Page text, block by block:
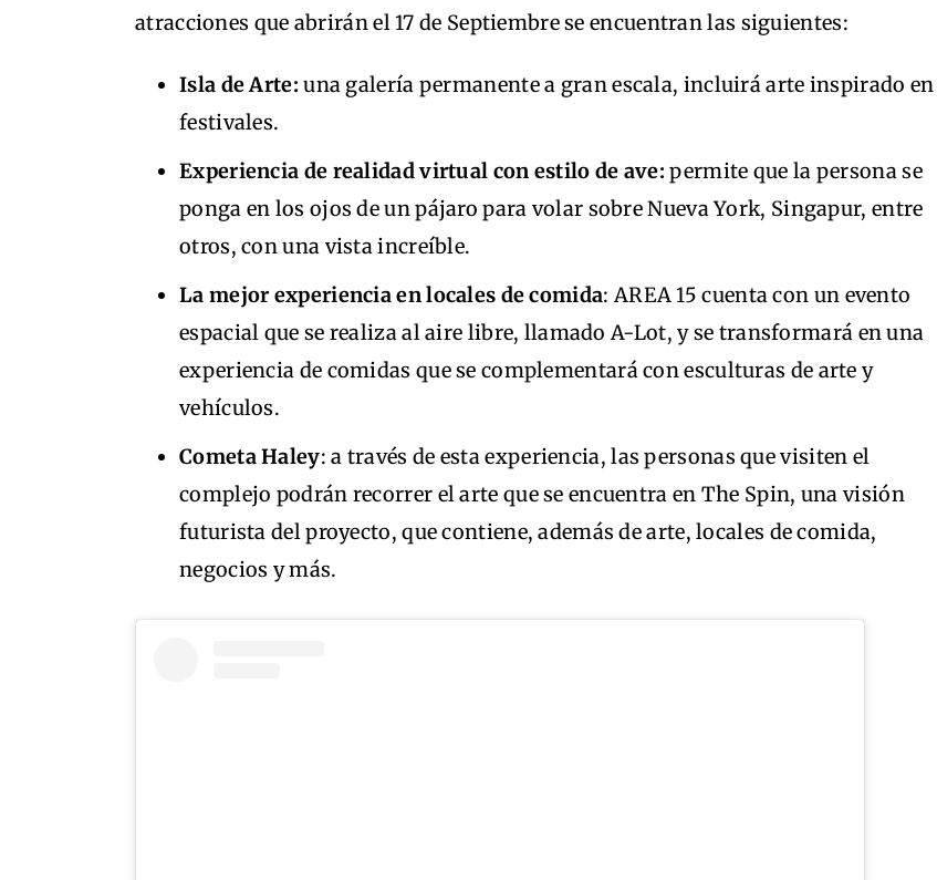
atracciones que abrirán el 17 de Septiembre se encuentran las siguientes:
Isla de Arte: una galería permanente a gran escala, incluirá arte inspirado en
festivales.
Experiencia de realidad virtual con estilo de ave: permite que la persona se
ponga en los ojos de un pájaro para volar sobre Nueva York, Singapur, entre
otros, con una vista increíble.
La mejor experiencia en locales de comida: AREA 15 cuenta con un evento
espacial que se realiza al aire libre, llamado A-Lot, y se transformará en una
experiencia de comidas que se complementará con esculturas de arte y
vehículos.
Cometa Haley: a través de esta experiencia, las personas que visiten el
complejo podrán recorrer el arte que se encuentra en The Spin, una visión
futurista del proyecto, que contiene, además de arte, locales de comida,
negocios y más.